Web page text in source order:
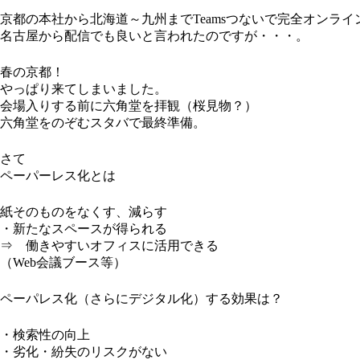
京都の本社から北海道～九州までTeamsつないで完全オンライ
名古屋から配信でも良いと言われたのですが・・・。
春の京都！
やっぱり来てしまいました。
会場入りする前に六角堂を拝観（桜見物？）
六角堂をのぞむスタバで最終準備。
さて
ペーパーレス化とは
紙そのものをなくす、減らす
・新たなスペースが得られる
⇒ 働きやすいオフィスに活用できる
（Web会議ブース等）
ペーパレス化（さらにデジタル化）する効果は？
・検索性の向上
・劣化・紛失のリスクがない